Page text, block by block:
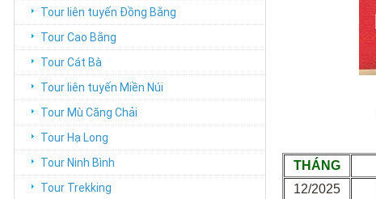
Tour liên tuyến Đồng Bằng
Tour Cao Bằng
Tour Cát Bà
Tour liên tuyến Miền Núi
Tour Mù Căng Chải
Tour Hạ Long
Tour Ninh Bình
Tour Trekking
THÁNG
12/2025